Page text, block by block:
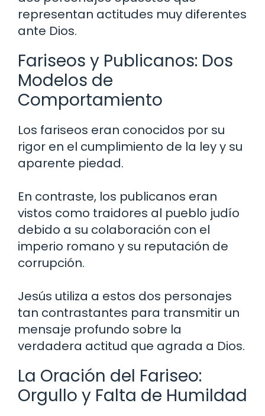
representan actitudes muy diferentes
ante Dios.
Fariseos y Publicanos: Dos
Modelos de
Comportamiento
Los fariseos eran conocidos por su
rigor en el cumplimiento de la ley y su
aparente piedad.
En contraste, los publicanos eran
vistos como traidores al pueblo judío
debido a su colaboración con el
imperio romano y su reputación de
corrupción.
Jesús utiliza a estos dos personajes
tan contrastantes para transmitir un
mensaje profundo sobre la
verdadera actitud que agrada a Dios.
La Oración del Fariseo:
Orgullo y Falta de Humildad